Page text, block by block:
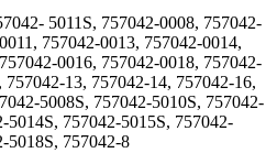
5011S, 757042-0008, 757042-
757042-0013, 757042-0014,
0016, 757042-0018, 757042-
757042-13, 757042-14, 757042-16,
5008S, 757042-5010S, 757042-
5014S, 757042-5015S, 757042-
5018S, 757042-8